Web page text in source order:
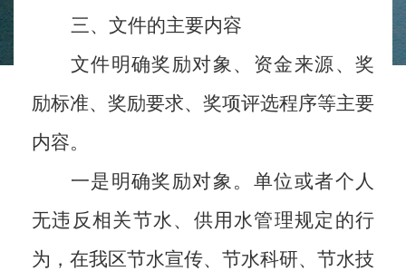
三、 文件的主要内容
文件明确奖励对象、资金来源、奖
励标准、奖励要求、奖项评选程序等主要
内容。
一是明确奖励对象。 单位或者个人
无违反相关节水、供用水管理规定的行
为，在我区节水宣传、节水科研、节水技